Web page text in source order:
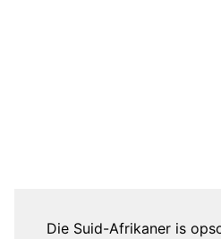
Die Suid-Afrikaner is